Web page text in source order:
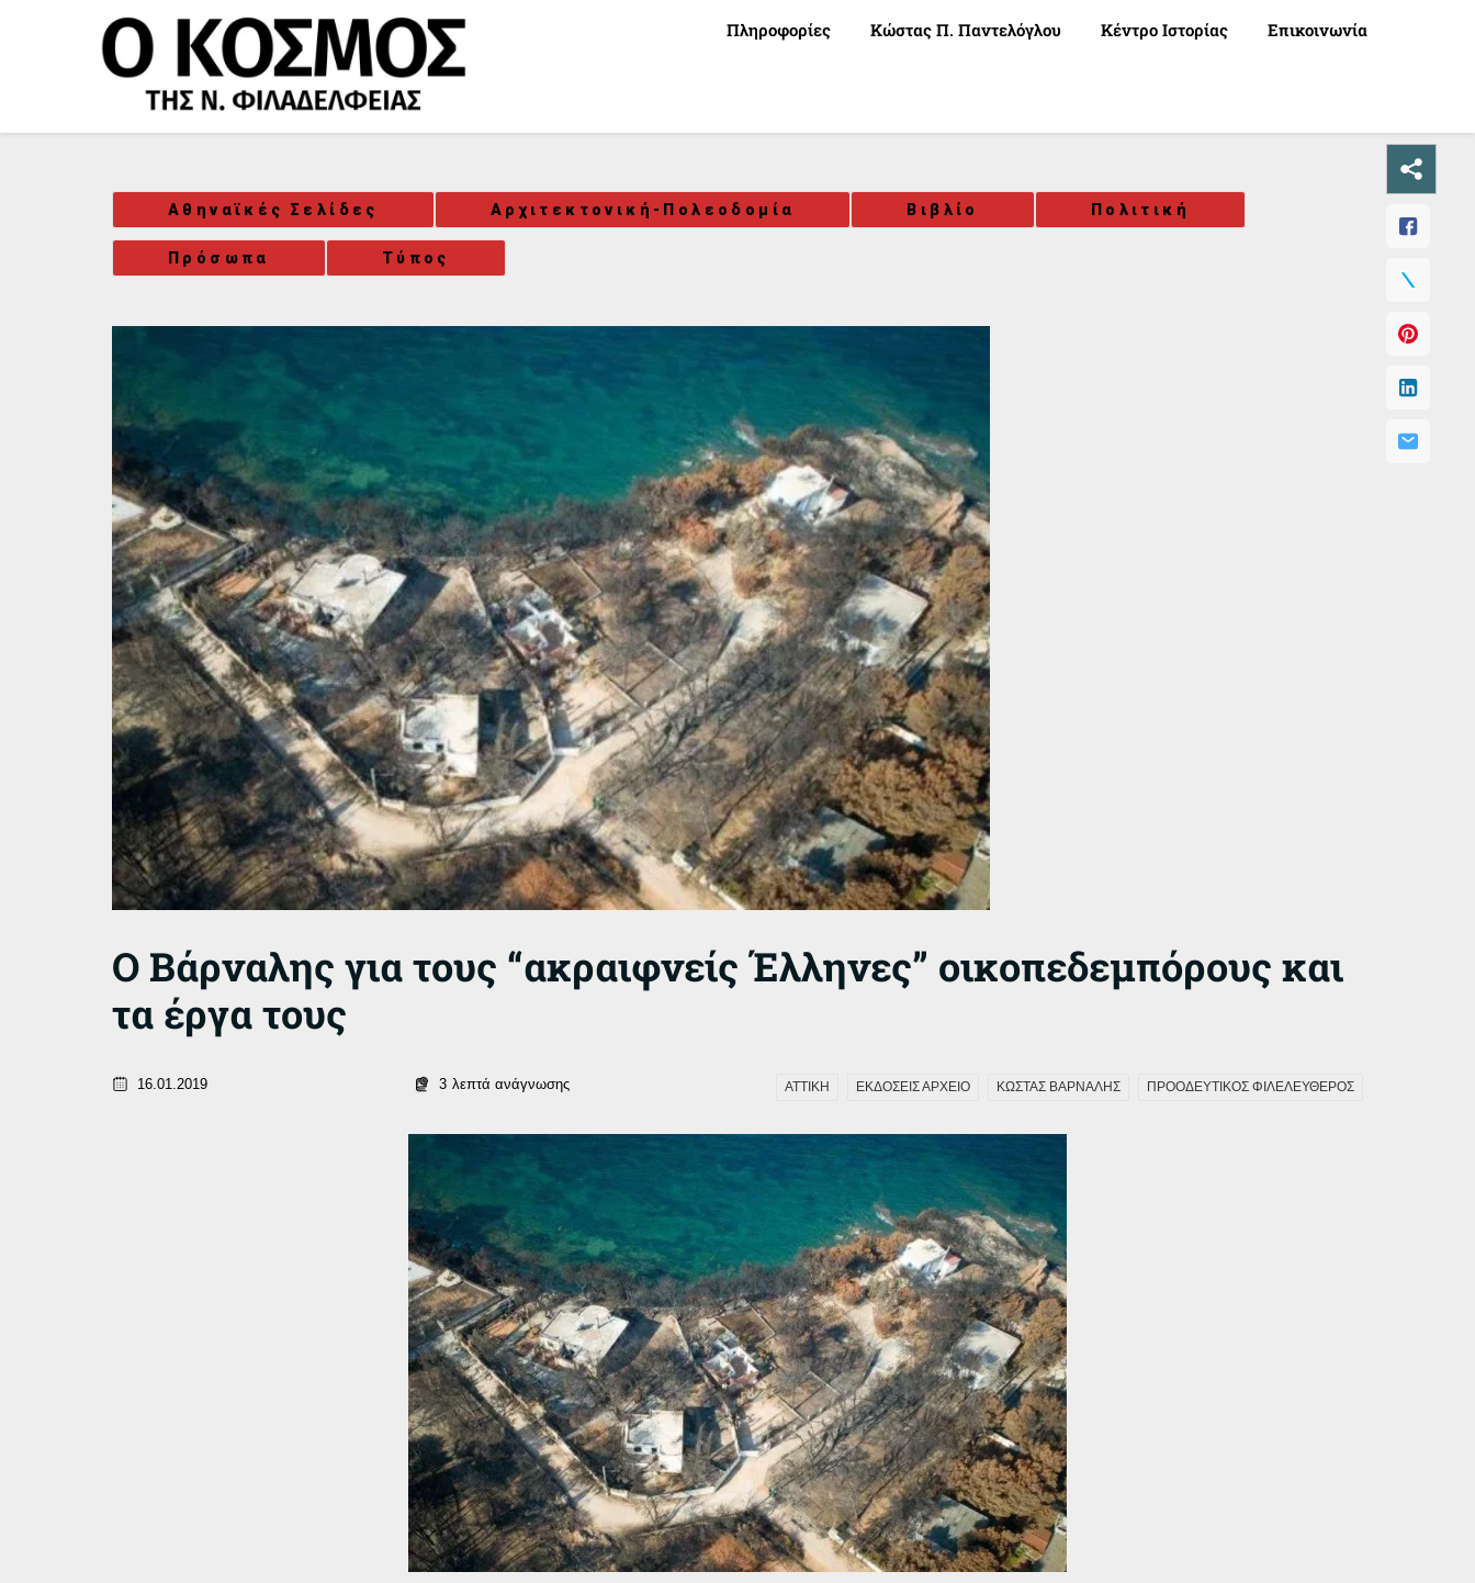
Πληροφορίες Κώστας Π. Παντελόγλου Κέντρο Ιστορίας Επικοινωνία
Αθηναϊκές Σελίδες Αρχιτεκτονική-Πολεοδομία Βιβλίο Πολιτική
Πρόσωπα Τύπος
Ο Βάρναλης για τους “ακραιφνείς Έλληνες” οικοπεδεμπόρους και
τα έργα τους
16.01.2019 3 λεπτά ανάγνωσης ΑΤΤΙΚΗ ΕΚΔΟΣΕΙΣ ΑΡΧΕΙΟ ΚΩΣΤΑΣ ΒΑΡΝΑΛΗΣ ΠΡΟΟΔΕΥΤΙΚΟΣ ΦΙΛΕΛΕΥΘΕΡΟΣ